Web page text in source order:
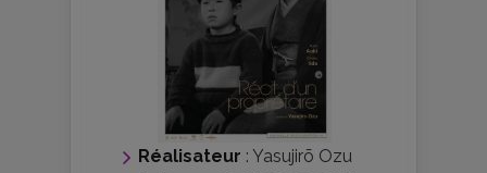
Réalisateur : Yasujirō Ozu